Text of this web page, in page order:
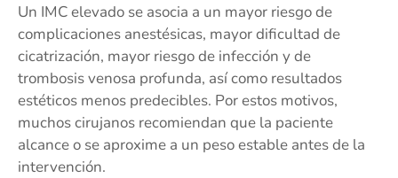
Un IMC elevado se asocia a un mayor riesgo de
complicaciones anestésicas, mayor dificultad de
cicatrización, mayor riesgo de infección y de
trombosis venosa profunda, así como resultados
estéticos menos predecibles. Por estos motivos,
muchos cirujanos recomiendan que la paciente
alcance o se aproxime a un peso estable antes de la
intervención.